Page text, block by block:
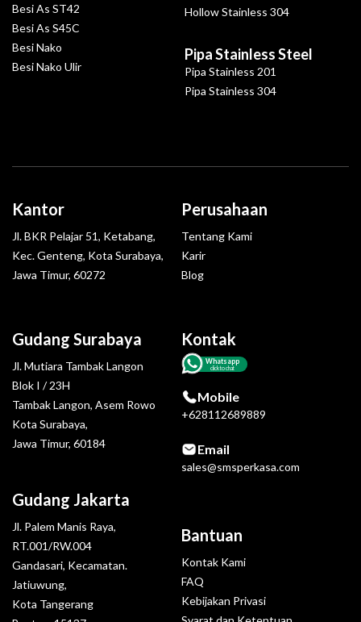
Besi As ST42
Besi As S45C
Besi Nako
Besi Nako Ulir
Hollow Stainless 304
Pipa Stainless Steel
Pipa Stainless 201
Pipa Stainless 304
Gudang Surabaya
Jl. Mutiara Tambak Langon
Blok I / 23H
Tambak Langon, Asem Rowo
Kota Surabaya,
Jawa Timur, 60184
Gudang Jakarta
Jl. Palem Manis Raya,
RT.001/RW.004
Gandasari, Kecamatan.
Jatiuwung,
Kota Tangerang
Kantor
Jl. BKR Pelajar 51, Ketabang,
Kec. Genteng, Kota Surabaya,
Jawa Timur, 60272
Kontak
Whatsapp
click to chat
Mobile
+628112689889
Email
sales@smsperkasa.com
Perusahaan
Tentang Kami
Karir
Blog
Bantuan
Kontak Kami
FAQ
Kebijakan Privasi